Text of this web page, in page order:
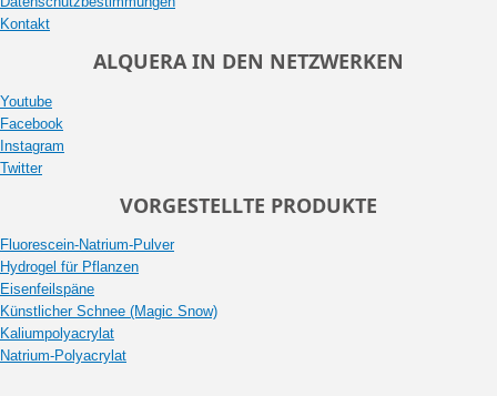
Kontakt
ALQUERA IN DEN NETZWERKEN
Youtube
Facebook
Instagram
Twitter
VORGESTELLTE PRODUKTE
Fluorescein-Natrium-Pulver
Hydrogel für Pflanzen
Eisenfeilspäne
Künstlicher Schnee (Magic Snow)
Kaliumpolyacrylat
Natrium-Polyacrylat